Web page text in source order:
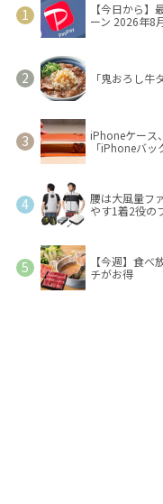
【今日から
ーン 2026年8
「鬼おろし
iPhoneケース
「iPhoneバッ
腰は大風量フ
やす1着2役の
【今週】食
チがお得